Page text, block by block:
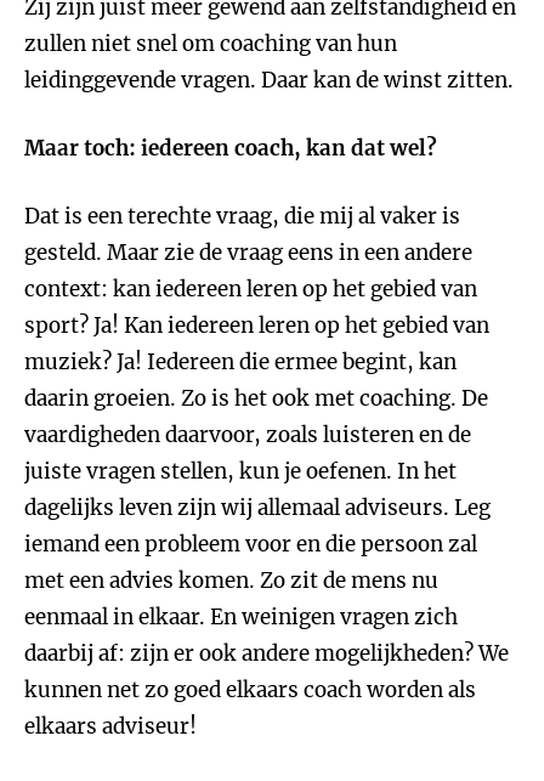
Zij zijn juist meer gewend aan zelfstandigheid en
zullen niet snel om coaching van hun
leidinggevende vragen. Daar kan de winst zitten.
Maar toch: iedereen coach, kan dat wel?
Dat is een terechte vraag, die mij al vaker is
gesteld. Maar zie de vraag eens in een andere
context: kan iedereen leren op het gebied van
sport? Ja! Kan iedereen leren op het gebied van
muziek? Ja! Iedereen die ermee begint, kan
daarin groeien. Zo is het ook met coaching. De
vaardigheden daarvoor, zoals luisteren en de
juiste vragen stellen, kun je oefenen. In het
dagelijks leven zijn wij allemaal adviseurs. Leg
iemand een probleem voor en die persoon zal
met een advies komen. Zo zit de mens nu
eenmaal in elkaar. En weinigen vragen zich
daarbij af: zijn er ook andere mogelijkheden? We
kunnen net zo goed elkaars coach worden als
elkaars adviseur!